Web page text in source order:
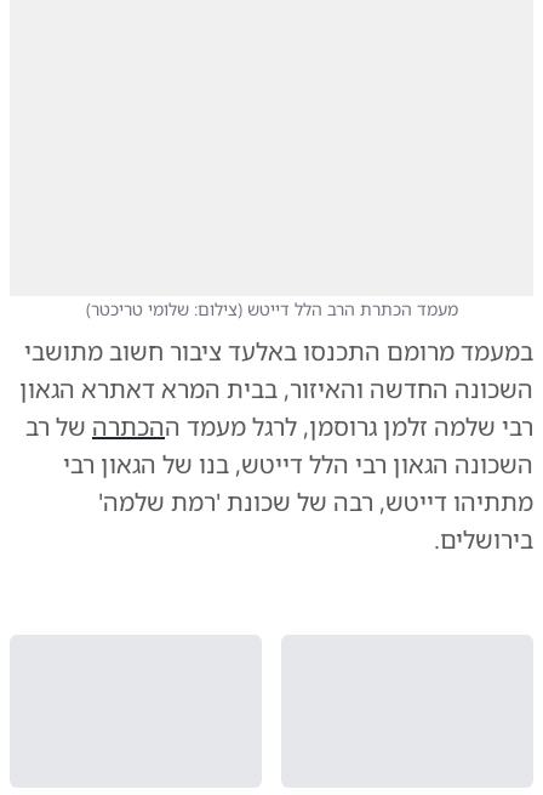
מעמד הכתרת הרב הלל דייטש (צילום: שלומי טריכטר)
במעמד מרומם התכנסו באלעד ציבור חשוב מתושבי
השכונה החדשה והאיזור, בבית המרא דאתרא הגאון
רבי שלמה זלמן גרוסמן, לרגל מעמד ההכתרה של רב
השכונה הגאון רבי הלל דייטש, בנו של הגאון רבי
מתתיהו דייטש, רבה של שכונת 'רמת שלמה'
בירושלים.